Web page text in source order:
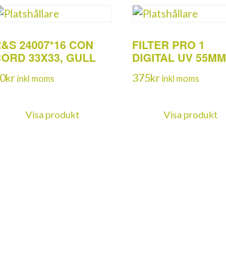
24007*16 CON
33X33, GULL
krinkl moms
Visa produkt
FILTER PRO 1
DIGITAL UV 55MM
375kr inkl moms
Visa produkt